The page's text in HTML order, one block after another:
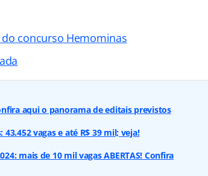
concurso Hemominas
aqui o panorama de editais previstos
vagas e até R$ 39 mil; veja!
mais de 10 mil vagas ABERTAS! Confira